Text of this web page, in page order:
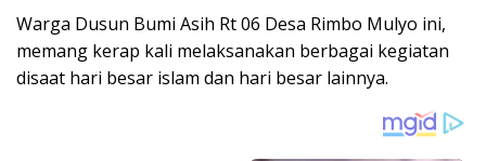
Warga Dusun Bumi Asih Rt 06 Desa Rimbo Mulyo ini,
memang kerap kali melaksanakan berbagai kegiatan
disaat hari besar islam dan hari besar lainnya.